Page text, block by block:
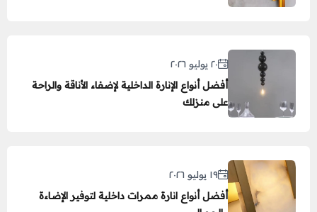
٢٠ يوليو ٢٠٢٦
أفضل أنواع الإنارة الداخلية لإضفاء الأناقة والراحة
على منزلك
١٩ يوليو ٢٠٢٦
أفضل أنواع انارة ممرات داخلية لتوفير الإضاءة